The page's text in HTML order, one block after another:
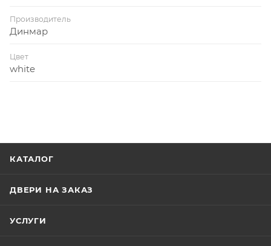
Производитель
Динмар
Цвет
white
КАТАЛОГ
ДВЕРИ НА ЗАКАЗ
УСЛУГИ